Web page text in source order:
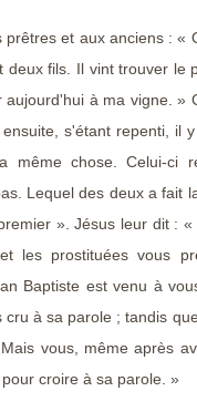
prêtres et aux anciens : «
deux fils. Il vint trouver le
à ma vigne. »
s'étant repenti, il
même chose. Celui-ci
Lequel des deux a fait
». Jésus leur dit : «
les prostituées vous
Baptiste est venu à
cru à sa parole ; tandis
vous, même après
croire à sa parole. »